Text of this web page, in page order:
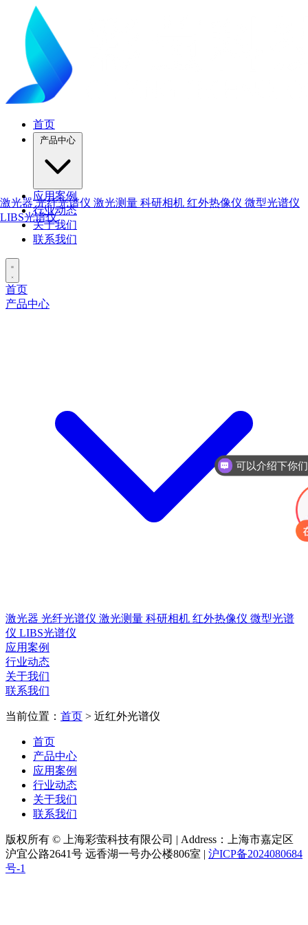
首页
产品中心
激光器光纤光谱仪 激光测量 科研相机 红外热像仪 微型光谱仪
LIBS光谱仪
应用案例
行业动态
关于我们
联系我们
首页
产品中心
激光器 光纤光谱仪 激光测量 科研相机 红外热像仪 微型光谱
仪 LIBS光谱仪
应用案例
行业动态
关于我们
联系我们
当前位置： 首页 > 近红外光谱仪
首页
产品中心
应用案例
行业动态
关于我们
联系我们
版权所有 © 上海彩萤科技有限公司 | Address：上海市嘉定区
沪宜公路2641号 远香湖一号办公楼806室 | 沪ICP备2024080684
号-1